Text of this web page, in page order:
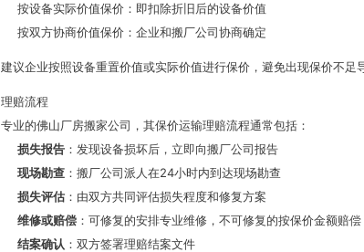
按设备实际价值保价：即扣除折旧后的设备价值
按双方协商价值保价：企业和搬厂公司协商确定
建议企业按照设备重置价值或实际价值进行保价，避免出现保价不足
理赔流程
专业的佛山厂房搬家公司，其保价运输理赔流程通常包括：
损失报告 ：发现设备损坏后，立即向搬厂公司报告
现场勘查 ：搬厂公司派人在24小时内到达现场勘查
损失评估 ：由双方共同评估损失程度和修复方案
维修或赔偿 ：可修复的安排专业维修，不可修复的按保价金额赔偿
结案确认 ：双方签署理赔结案文件